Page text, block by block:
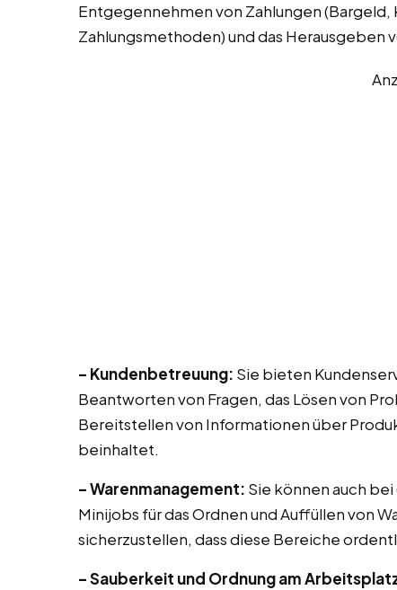
Entgegennehmen von Zahlungen
Zahlungsmethoden) und das Herausgeben
– Kundenbetreuung: Sie bieten
Beantworten von Fragen, das Lösen von
Bereitstellen von Informationen über
beinhaltet.
– Warenmanagement: Sie können auch
Minijobs für das Ordnen und Auffüllen von
sicherzustellen, dass diese Bereiche
– Sauberkeit und Ordnung am